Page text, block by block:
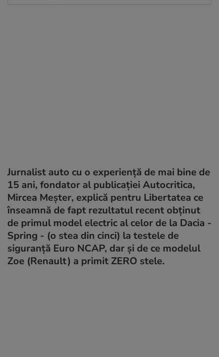
Jurnalist auto cu o experiență de mai bine de
15 ani, fondator al publicației Autocritica,
Mircea Meșter, explică pentru Libertatea ce
înseamnă de fapt rezultatul recent obținut
de primul model electric al celor de la Dacia -
Spring - (o stea din cinci) la testele de
siguranță Euro NCAP, dar și de ce modelul
Zoe (Renault) a primit ZERO stele.